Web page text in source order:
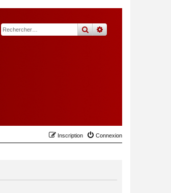
rechercher
recherche
Connexion
Inscription